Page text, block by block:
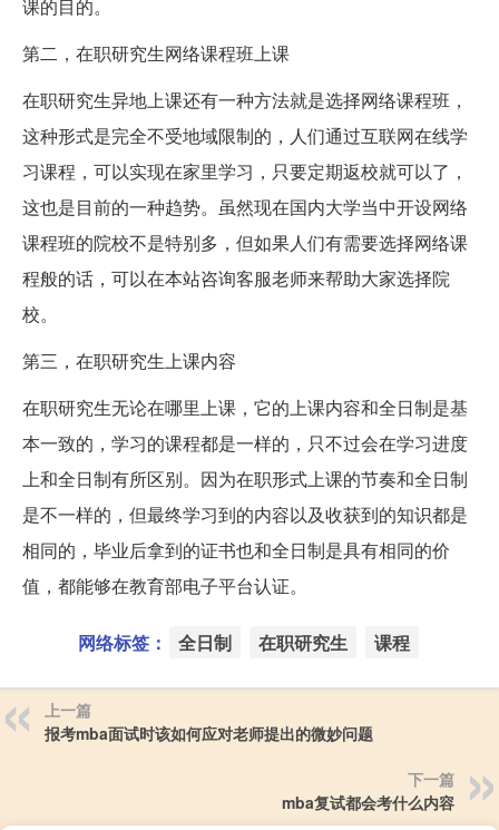
课的目的。
第二，在职研究生网络课程班上课
在职研究生异地上课还有一种方法就是选择网络课程班，
这种形式是完全不受地域限制的，人们通过互联网在线学
习课程，可以实现在家里学习，只要定期返校就可以了，
这也是目前的一种趋势。虽然现在国内大学当中开设网络
课程班的院校不是特别多，但如果人们有需要选择网络课
程般的话，可以在本站咨询客服老师来帮助大家选择院
校。
第三，在职研究生上课内容
在职研究生无论在哪里上课，它的上课内容和全日制是基
本一致的，学习的课程都是一样的，只不过会在学习进度
上和全日制有所区别。因为在职形式上课的节奏和全日制
是不一样的，但最终学习到的内容以及收获到的知识都是
相同的，毕业后拿到的证书也和全日制是具有相同的价
值，都能够在教育部电子平台认证。
网络标签： 全日制 在职研究生 课程
上一篇
报考mba面试时该如何应对老师提出的微妙问题
下一篇
mba复试都会考什么内容